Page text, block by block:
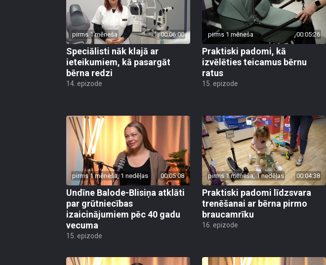
pirms 1 mēneša 00:06:00
Speciālisti nāk klajā ar
ieteikumiem, kā pasargāt
bērna redzi
14. epizode
pirms 1 mēneša 00:05:26
Praktiski padomi, kā
izvēlēties teicamus bērnu
ratus
15. epizode
pirms 1 mēneša, 1 nedēļas 00:05:08
Undīne Balode-Blisiņa atklāti
par grūtniecības
izaicinājumiem pēc 40 gadu
vecuma
15. epizode
pirms 1 mēneša, 1 nedēļas 00:04:38
Praktiski padomi līdzsvara
trenēšanai ar bērna pirmo
braucamrīku
16. epizode